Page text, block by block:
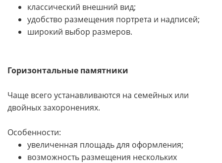
классический внешний вид;
удобство размещения портрета и надписей;
широкий выбор размеров.
Горизонтальные памятники
Чаще всего устанавливаются на семейных или
двойных захоронениях.
Особенности:
увеличенная площадь для оформления;
возможность размещения нескольких